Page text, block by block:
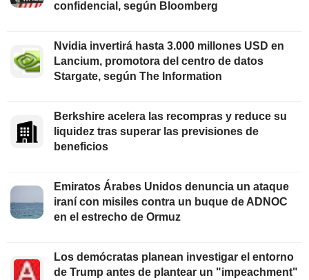
confidencial, según Bloomberg
Nvidia invertirá hasta 3.000 millones USD en
Lancium, promotora del centro de datos
Stargate, según The Information
Berkshire acelera las recompras y reduce su
liquidez tras superar las previsiones de
beneficios
Emiratos Árabes Unidos denuncia un ataque
iraní con misiles contra un buque de ADNOC
en el estrecho de Ormuz
Los demócratas planean investigar el entorno
de Trump antes de plantear un "impeachment"